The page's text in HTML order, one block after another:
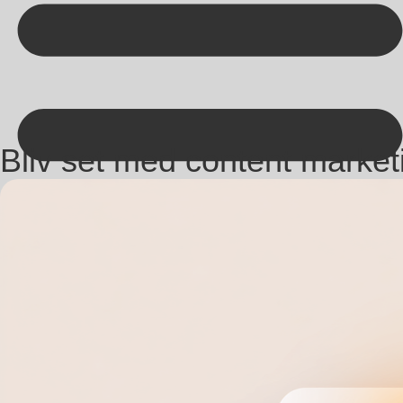
Kontakt på +45 70 13 63 23
Bliv set med content